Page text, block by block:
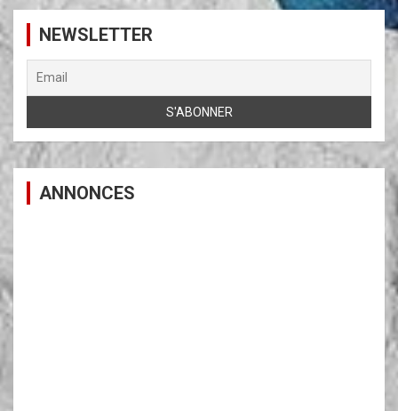
publications
NEWSLETTER
ANNONCES